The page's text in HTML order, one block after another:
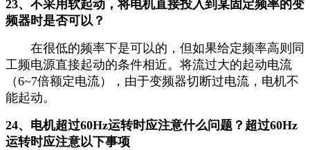
23、不采用软起动，将电机直接投入到某固定频率的变
频器时是否可以？
在很低的频率下是可以的，但如果给定频率高则同
工频电源直接起动的条件相近。将流过大的起动电流
（6~7倍额定电流），由于变频器切断过电流，电机不
能起动。
24、电机超过60Hz运转时应注意什么问题？超过60Hz
运转时应注意以下事项